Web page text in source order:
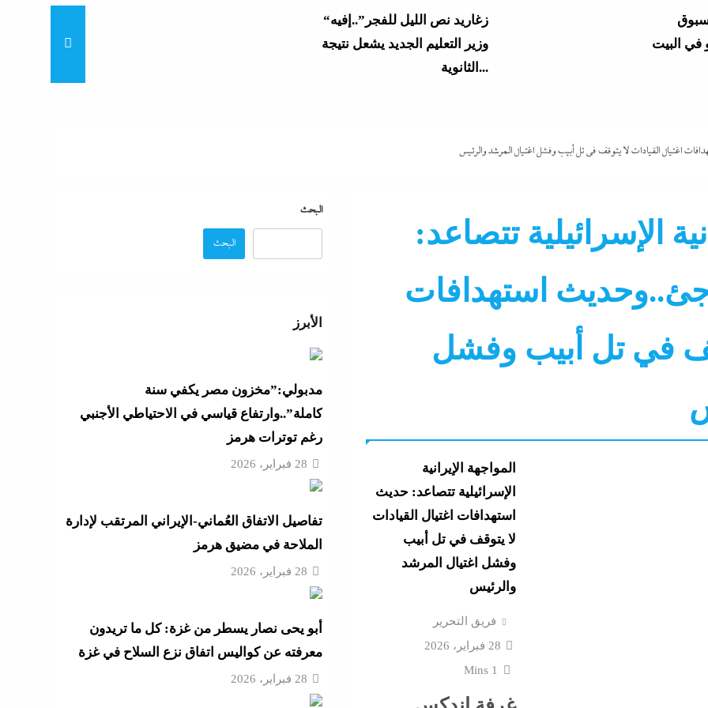
في البيت
“زغاريد نص الليل للفجر”..إفيه
وزير التعليم الجديد يشعل نتيجة
الثانوية...
بحلف إسرائيلي...
“مستشار أممي”...
المال
والتلفزيون: الرئيس يبحث حماية
الجديدة
نورا الفرا تسطر: رواق الأزهر
الصادمة تتوالى: ماما ضربتنى
بالقلم فخنقتها ونمت...
ماذا بعد القبض على “صاحبة
الفيديوهات المسيئة”؟
جنون المتوسط الغامض: موجة
غرق وإغلاق شواطئ وحرائق
اغتيال القيادات لا يتوقف في تل أبيب وفشل اغتيال المرشد والرئيس
الإسرائيلية تتصاعد:
استهدافات
في تل أبيب وفشل
نشرة لايف
المواجهة الإيرانية
الإسرائيلية تتصاعد: حديث
استهدافات اغتيال القيادات
لا يتوقف في تل أبيب
وفشل اغتيال المرشد
والرئيس
فريق التحرير
28 فبراير، 2026
1 Mins
البحث
البحث
الأبرز
مدبولي:”مخزون مصر يكفي سنة
كاملة”..وارتفاع قياسي في الاحتياطي الأجنبي
رغم توترات هرمز
28 فبراير، 2026
تفاصيل الاتفاق العُماني-الإيراني المرتقب لإدارة
الملاحة في مضيق هرمز
28 فبراير، 2026
أبو يحى نصار يسطر من غزة: كل ما تريدون
معرفته عن كواليس اتفاق نزع السلاح في غزة
28 فبراير، 2026